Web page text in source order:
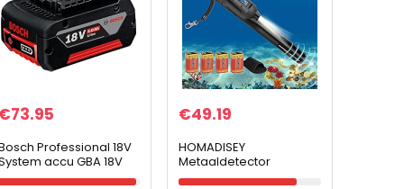
€73.95
Professional 18V
accu GBA 18V
(in kartonnen
€49.19
HOMADISEY
Metaaldetector
Pinpointer volledig